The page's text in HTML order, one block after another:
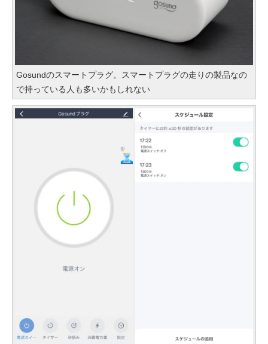
Gosundのスマートプラグ。スマートプラグの走りの製品なの
で持っている人も多いかもしれない